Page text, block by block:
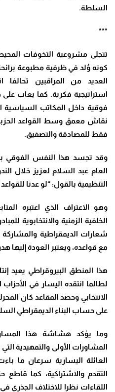
السلطة.
***
تتجلى مشروعية التخوفات
كونه وُلد في ظرفية مطبوعة
العديد من المراقبين تحالفا
استراتيجية فكرية. كما يعاب على
فوقية داخل المكاتب السياسية
نقاش معمق وسط القواعد
فقط للمصادقة والتصفيق.
وقد تجسد هذا النفس الفوقي
العام عبد السلام لعزيز خلال
التنظيمية بالقول: “لو عدنا
وهو الاعتراف الذي اعتبره
الخلفية الزمنية والانتخابوية
شعارات الديمقراطية
مع قواعده، ويعتبر العودة إليها
هذا المنطق البيروقراطي يعيد
لطالما انتقده اليسار في
الانتخابي وحصد المقاعد كان
على حساب البناء الديمقراطي
وما يؤكد هشاشة هذا
المشاورات الأولى والتمهيدية
العائلة اليسارية سرعان ما
التقدم والاشتراكية، كما قاطع
اللقاءات نظرا للاختلاف